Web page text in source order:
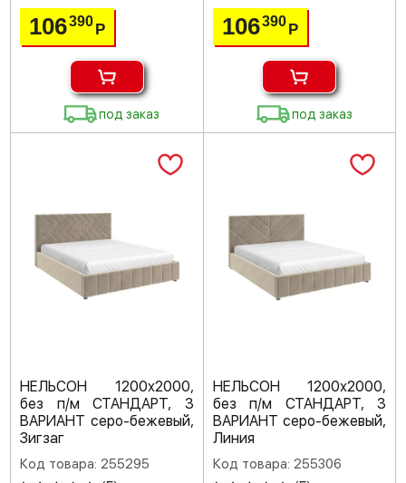
106390 Р
под заказ
106390 Р
под заказ
НЕЛЬСОН 1200х2000,
без п/м СТАНДАРТ, 3
ВАРИАНТ серо-бежевый,
Зигзаг
Код товара: 255295
НЕЛЬСОН 1200х2000,
без п/м СТАНДАРТ, 3
ВАРИАНТ серо-бежевый,
Линия
Код товара: 255306